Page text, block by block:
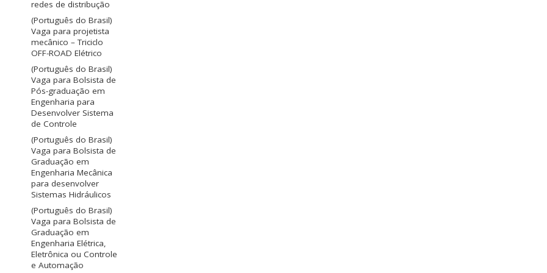
redes de distribução
(Português do Brasil)
Vaga para projetista
mecânico – Triciclo
OFF-ROAD Elétrico
(Português do Brasil)
Vaga para Bolsista de
Pós-graduação em
Engenharia para
Desenvolver Sistema
de Controle
(Português do Brasil)
Vaga para Bolsista de
Graduação em
Engenharia Mecânica
para desenvolver
Sistemas Hidráulicos
(Português do Brasil)
Vaga para Bolsista de
Graduação em
Engenharia Elétrica,
Eletrônica ou Controle
e Automação